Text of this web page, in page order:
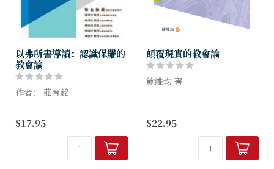
以弗所書導讀：認識保羅的
教會論
作者： 莊育銘
常把以弗所書的六章，分為前
三章與後三章。前三章保羅花
了很多篇幅，詳細講解關於教
會論的真理。教會的創始是建
$17.95
顛覆現實的教會論
鮑維均 著
徒在此敬拜、服侍；但聖經顛
覆了一般人對教會的理解，卻
是信徒感到陌生的。教會論並
非抽象的神學...
$22.95